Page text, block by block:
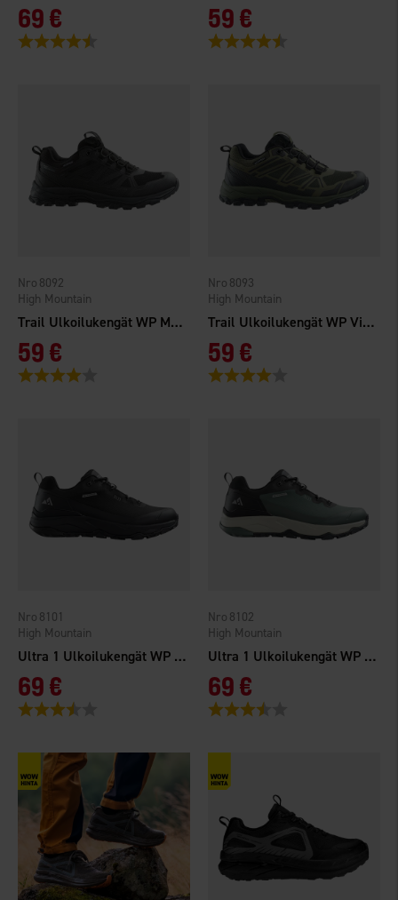
69 €
Arvio:
59 €
Arvio:
Trail Ulkoilukengät WP Musta
High Mountain
8092
59 €
Arvio:
Trail Ulkoilukengät WP Vihreä
High Mountain
8093
59 €
Arvio:
Ultra 1 Ulkoilukengät WP Musta
High Mountain
8101
69 €
Arvio:
Ultra 1 Ulkoilukengät WP Sininen
High Mountain
8102
69 €
Arvio: